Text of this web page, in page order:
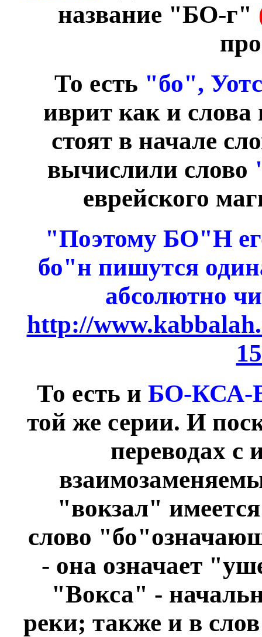
название "БО-г"
То есть "бо",
иврит как и
стоят в начале
вычислили слово
еврейского
"Поэтому БО"Н
бо"н пишутся
абсолютно
http://
То есть и БО-КСА-
той же серии. И
переводах с
"вокзал"
слово
- она означает
"Вокса" -
реки; также и в